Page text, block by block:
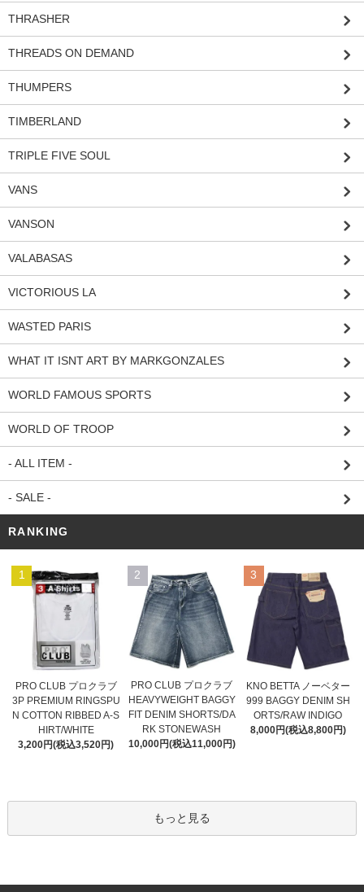
THRASHER
THREADS ON DEMAND
THUMPERS
TIMBERLAND
TRIPLE FIVE SOUL
VANS
VANSON
VALABASAS
VICTORIOUS LA
WASTED PARIS
WHAT IT ISNT ART BY MARKGONZALES
WORLD FAMOUS SPORTS
WORLD OF TROOP
- ALL ITEM -
- SALE -
RANKING
1
PRO CLUB プロクラブ
3P PREMIUM RINGSPU
N COTTON RIBBED A-S
HIRT/WHITE
3,200円(税込3,520円)
2
PRO CLUB プロクラブ
HEAVYWEIGHT BAGGY
FIT DENIM SHORTS/DA
RK STONEWASH
10,000円(税込11,000円)
3
KNO BETTA ノーベター
999 BAGGY DENIM SH
ORTS/RAW INDIGO
8,000円(税込8,800円)
もっと見る